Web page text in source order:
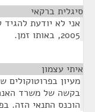
סיגלית ברקאי
אני לא יודעת
2005, באותו זמן.
איתי עצמון
בקשה של משרד
הוכנס התנאי הזה.